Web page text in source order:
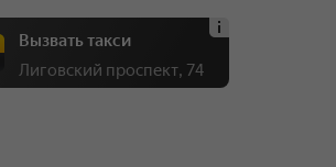
Вызвать такси
Лиговский проспект, 74